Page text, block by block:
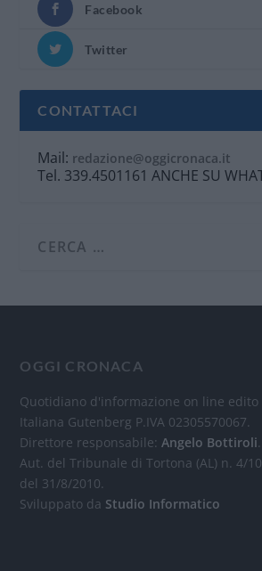
Facebook
Twitter
CONTATTACI
Mail: redazione@oggicronaca.it
Tel. 339.4501161 ANCHE SU
OGGI CRONACA
Quotidiano d'informazione on line edito
Italiana Gutenberg P.IVA 02305570067.
Direttore responsabile:Angelo Bottiroli
Aut. del Tribunale di Tortona (AL) n. 4/
del 31/8/2010.
Sviluppato da Studio Informatico